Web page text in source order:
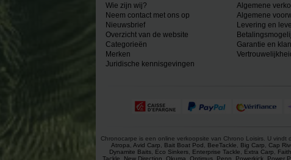
Wie zijn wij?
Neem contact met ons op
Nieuwsbrief
Overzicht van de website
Categorieën
Merken
Juridische kennisgevingen
Algemene
Algemene
Levering en
Garantie en
Chronocarpe is een online verkoopsite van Chrono Loisirs. U
Atropa Avid Carp Bait Boat Pod BeeTackle Big Carp Cap
Dynamite Baits, Eco Sinkers, Enterprise Tackle Extra Carp Faith
Tackle
New Direction Okuma Optimus, Penn Powerkick, Power